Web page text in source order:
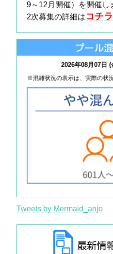
9～12月開催）を開催し
2次募集の詳細はコチラ
プール
2026年08月07日
※混雑状況の表示は、実際の状
Tweets by Mermaid_anjo